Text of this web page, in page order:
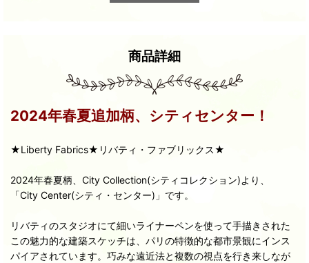
商品詳細
2024年春夏追加柄、シティセンター！
★Liberty Fabrics★リバティ・ファブリックス★
2024年春夏柄、City Collection(シティコレクション)より、
「City Center(シティ・センター)」です。
リバティのスタジオにて細いライナーペンを使って手描きされた
この魅力的な建築スケッチは、パリの特徴的な都市景観にインス
パイアされています。巧みな遠近法と複数の視点を行き来しなが